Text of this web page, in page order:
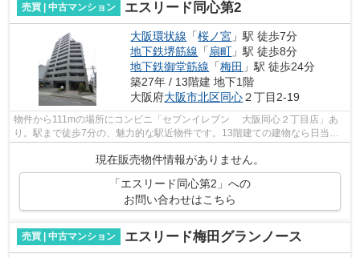
売買 | 中古マンション エスリード同心第2
大阪環状線 「桜ノ宮 」駅 徒歩7分
地下鉄堺筋線 「扇町 」駅 徒歩8分
地下鉄御堂筋線 「梅田 」駅 徒歩24分
築27年 / 13階建 地下1階
大阪府大阪市北区同心２丁目2-19
物件から111mの場所にコンビニ「セブンイレブン 大阪同心２丁目店」あ
り。駅まで徒歩7分の、魅力的な駅近物件です。13階建ての建物なら日当た
りがベスト。中古でありながら、室内も...
現在販売物件情報がありません。
「エスリード同心第2」への
お問い合わせはこちら
売買 | 中古マンション エスリード梅田グランノース